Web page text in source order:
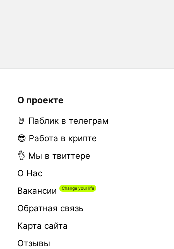
О проекте
🤘 Паблик в телеграм
😎 Работа в крипте
👌 Мы в твиттере
О Нас
Вакансии
Обратная связь
Карта сайта
Отзывы